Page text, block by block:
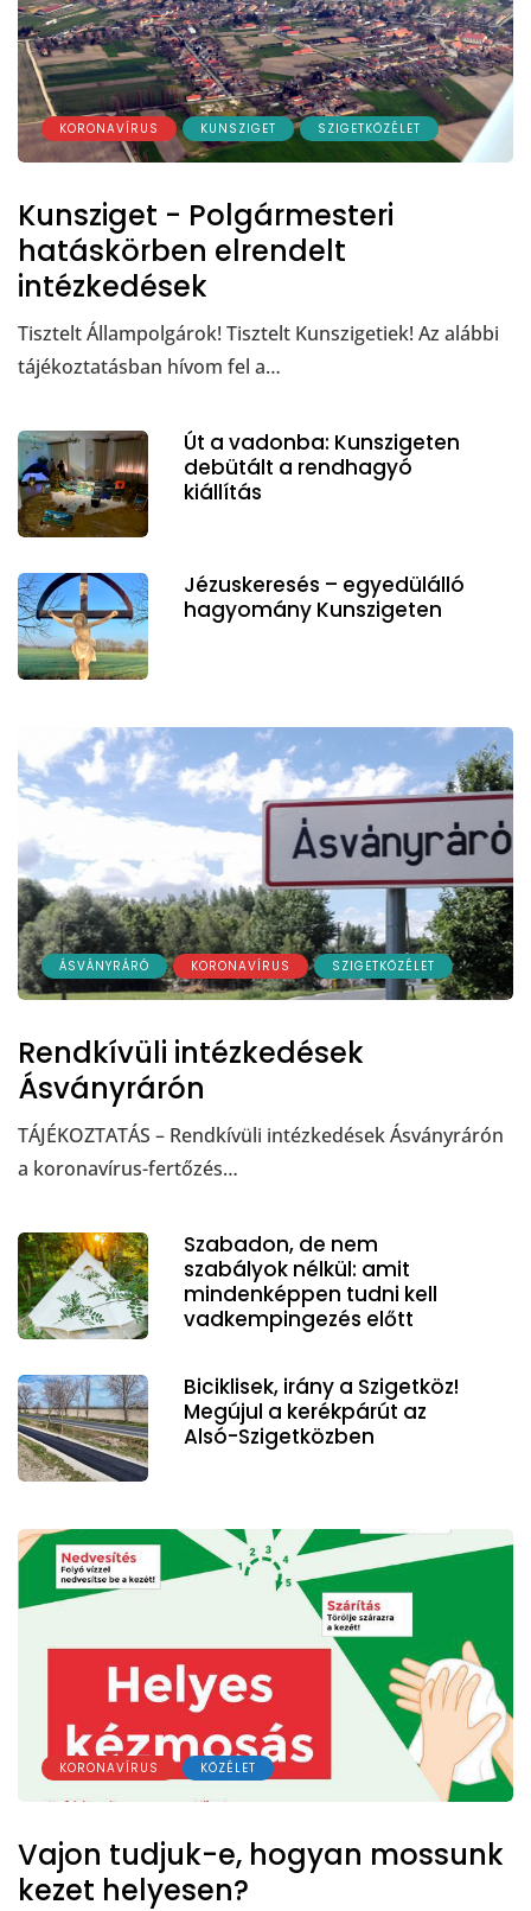
KORONAVÍRUS KUNSZIGET SZIGETKÖZÉLET
Kunsziget - Polgármesteri
hatáskörben elrendelt
intézkedések
Tisztelt Állampolgárok! Tisztelt Kunszigetiek! Az alábbi
tájékoztatásban hívom fel a…
Út a vadonba: Kunszigeten
debütált a rendhagyó
kiállítás
Jézuskeresés – egyedülálló
hagyomány Kunszigeten
ÁSVÁNYRÁRÓ KORONAVÍRUS SZIGETKÖZÉLET
Rendkívüli intézkedések
Ásványrárón
TÁJÉKOZTATÁS – Rendkívüli intézkedések Ásványrárón
a koronavírus-fertőzés…
Szabadon, de nem
szabályok nélkül: amit
mindenképpen tudni kell
vadkempingezés előtt
Biciklisek, irány a Szigetköz!
Megújul a kerékpárút az
Alsó-Szigetközben
KORONAVÍRUS KÖZÉLET
Vajon tudjuk-e, hogyan mossunk
kezet helyesen?